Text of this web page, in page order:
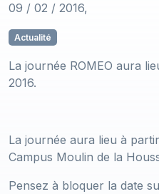
09 / 02 / 2016,
Actualité
La journée ROMEO aura
2016.
La journée aura lieu à
Campus Moulin de la
Pensez à bloquer la date